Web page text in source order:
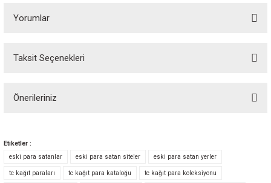
Yorumlar
Taksit Seçenekleri
Önerileriniz
Görüş ve önerileriniz için teşekkür ederiz.
Etiketler :
eski para satanlar
eski para satan siteler eski para satan yerler
tc kağıt paraları tc kağıt para kataloğu tc kağıt para koleksiyonu